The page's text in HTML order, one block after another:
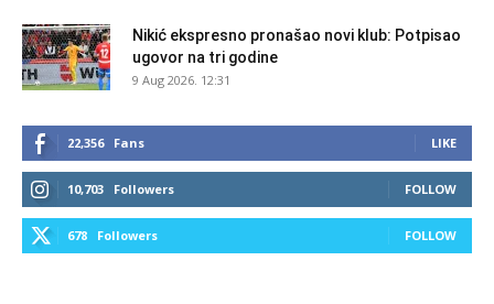
Nikić ekspresno pronašao novi klub: Potpisao
ugovor na tri godine
9 Aug 2026. 12:31
22,356 Fans LIKE
10,703 Followers FOLLOW
678 Followers FOLLOW